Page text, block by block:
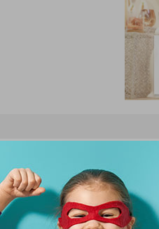
pro Vás
dobrého